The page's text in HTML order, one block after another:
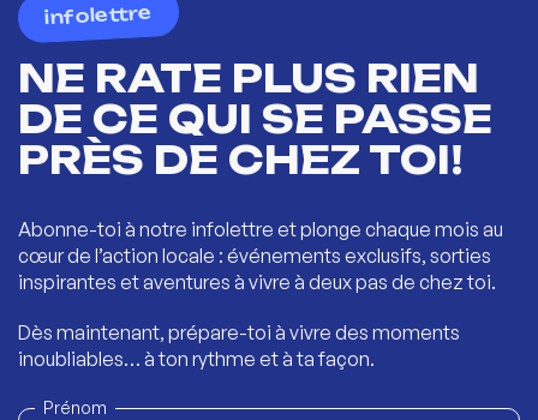
infolettre
NE RATE PLUS RIEN
DE CE QUI SE PASSE
PRÈS DE CHEZ TOI!
Abonne-toi à notre infolettre et plonge chaque mois au
cœur de l’action locale : événements exclusifs, sorties
inspirantes et aventures à vivre à deux pas de chez toi.
Dès maintenant, prépare-toi à vivre des moments
inoubliables… à ton rythme et à ta façon.
Prénom